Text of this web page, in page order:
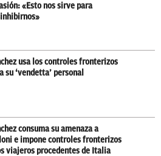
«Esto nos sirve para
usa los controles fronterizos
su ‘vendetta’ personal
consuma su amenaza a
e impone controles fronterizos
viajeros procedentes de Italia